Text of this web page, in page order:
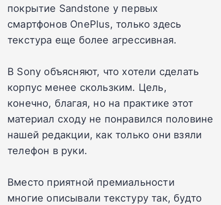
покрытие Sandstone у первых
смартфонов OnePlus, только здесь
текстура еще более агрессивная.
В Sony объясняют, что хотели сделать
корпус менее скользким. Цель,
конечно, благая, но на практике этот
материал сходу не понравился половине
нашей редакции, как только они взяли
телефон в руки.
Вместо приятной премиальности
многие описывали текстуру так, будто